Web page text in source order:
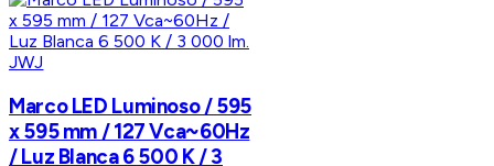
JWJ
Marco LED Luminoso / 595
x 595 mm / 127 Vca~60Hz
/ Luz Blanca 6 500 K / 3